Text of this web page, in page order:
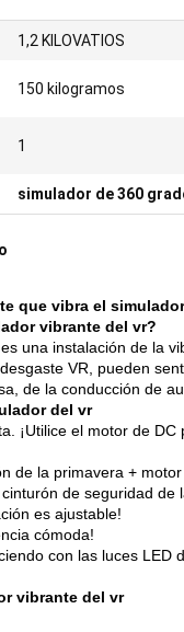
1,2 KILOVATIOS
150 kilogramos
1
simulador de 360
que vibra el
vibrante del vr?
una instalación de la
VR, pueden
de la conducción de
del vr
¡Utilice el motor de
de la primavera +
de seguridad
es ajustable!
cómoda!
con las luces
vibrante del vr